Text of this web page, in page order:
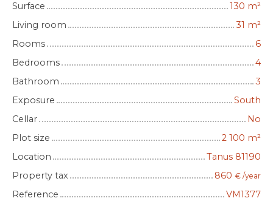
Surface
130 m²
Living room
31 m²
Rooms
6
Bedrooms
4
Bathroom
3
Exposure
South
Cellar
No
Plot size
2 100 m²
Location
Tanus 81190
Property tax
860 € /year
Reference VM1377